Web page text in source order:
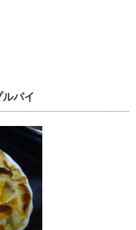
パイ